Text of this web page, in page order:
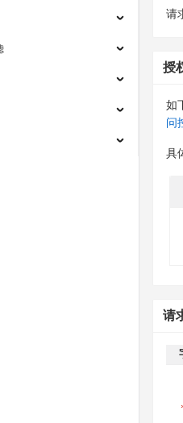
请
授
如
问
具
请